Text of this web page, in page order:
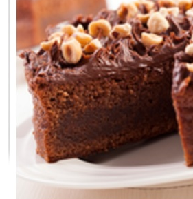
PROFI BALENÍ
NOVÉ ZBOŽÍ
ZNAČKY
Nepřevzetí zásilky na dobírku
Hodnocení obchodu
Blog
Moje
Podmínky ochrany osobních údajů